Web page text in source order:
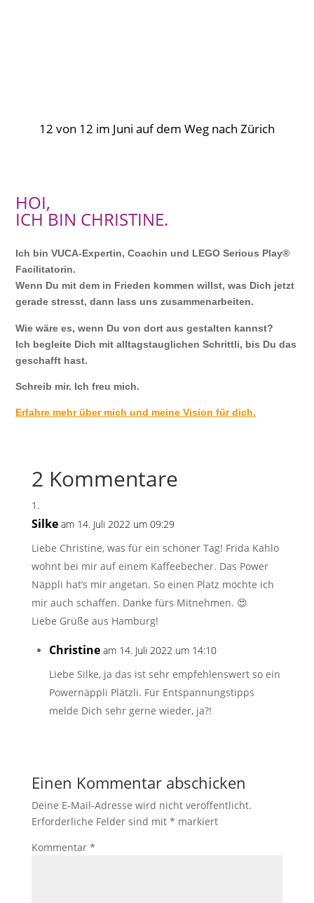
12 von 12 im Juni auf dem Weg nach Zürich
HOI,
ICH BIN CHRISTINE.
Ich bin VUCA-Expertin, Coachin und LEGO Serious Play®
Facilitatorin.
Wenn Du mit dem in Frieden kommen willst, was Dich jetzt
gerade stresst, dann lass uns zusammenarbeiten.
Wie wäre es, wenn Du von dort aus gestalten kannst?
Ich begleite Dich mit alltagstauglichen Schrittli, bis Du das
geschafft hast.
Schreib mir. Ich freu mich.
Erfahre mehr über mich und meine Vision für dich.
2 Kommentare
Silke am 14. Juli 2022 um 09:29
Liebe Christine, was für ein schöner Tag! Frida Kahlo
wohnt bei mir auf einem Kaffeebecher. Das Power
Näppli hat’s mir angetan. So einen Platz möchte ich
mir auch schaffen. Danke fürs Mitnehmen. 😍
Liebe Grüße aus Hamburg!
Christine am 14. Juli 2022 um 14:10
Liebe Silke, ja das ist sehr empfehlenswert so ein
Powernäppli Plätzli. Für Entspannungstipps
melde Dich sehr gerne wieder, ja?!
Einen Kommentar abschicken
Deine E-Mail-Adresse wird nicht veröffentlicht.
Erforderliche Felder sind mit * markiert
Kommentar *